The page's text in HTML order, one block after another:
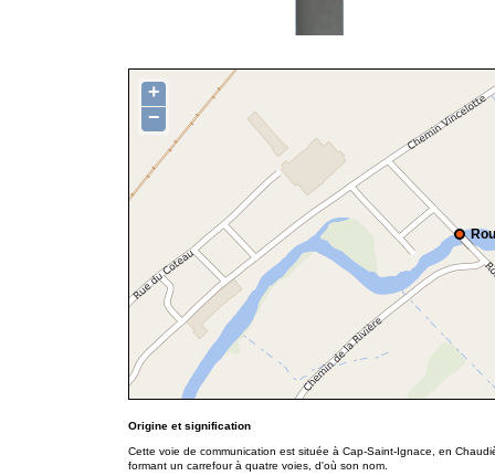
+
−
Origine et signification
Cette voie de communication est située à Cap-Saint-Ignace, en
formant un carrefour à quatre voies, d'où son nom.